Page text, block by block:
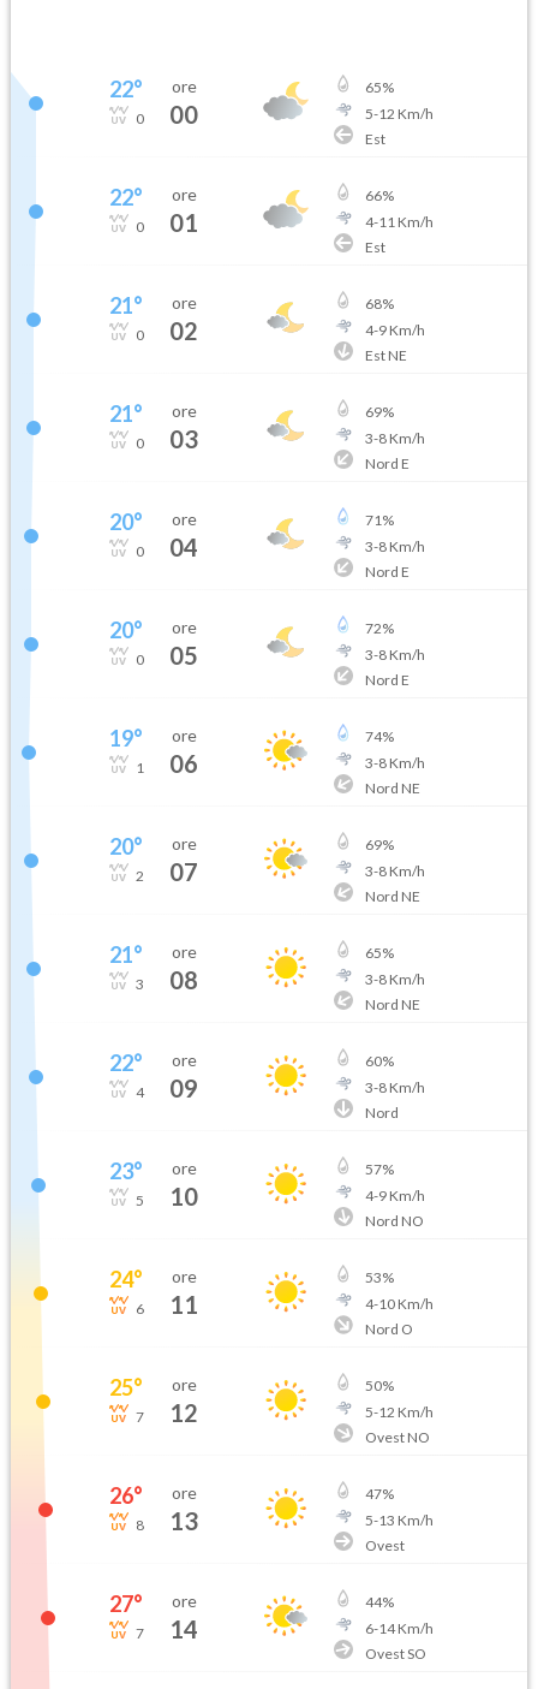
22°
0
ore
00
65%
5-12 Km/h
Est
22°
0
ore
01
66%
4-11 Km/h
Est
21°
0
ore
02
68%
4-9Km/h
Est NE
21°
0
ore
03
69%
3-8Km/h
Nord E
20°
0
ore
04
71%
3-8Km/h
Nord E
20°
0
ore
05
72%
3-8Km/h
Nord E
19°
1
ore
06
74%
3-8Km/h
Nord NE
20°
2
ore
07
69%
3-8Km/h
Nord NE
21°
3
ore
08
65%
3-8Km/h
Nord NE
22°
4
ore
09
60%
3-8Km/h
Nord
23°
5
ore
10
57%
4-9Km/h
Nord NO
24°
6
ore
11
53%
4-10Km/h
Nord O
25°
7
ore
12
50%
5-12 Km/h
Ovest NO
26°
8
ore
13
47%
5-13 Km/h
Ovest
27°
7
ore
14
44%
6-14Km/h
Ovest SO